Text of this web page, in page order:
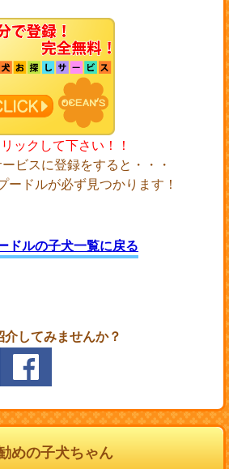
ックして下さい！！
ビスに登録をすると・・・
ードルが必ず見つかります！
ドルの子犬一覧に戻る
してみませんか？
めの子犬ちゃん